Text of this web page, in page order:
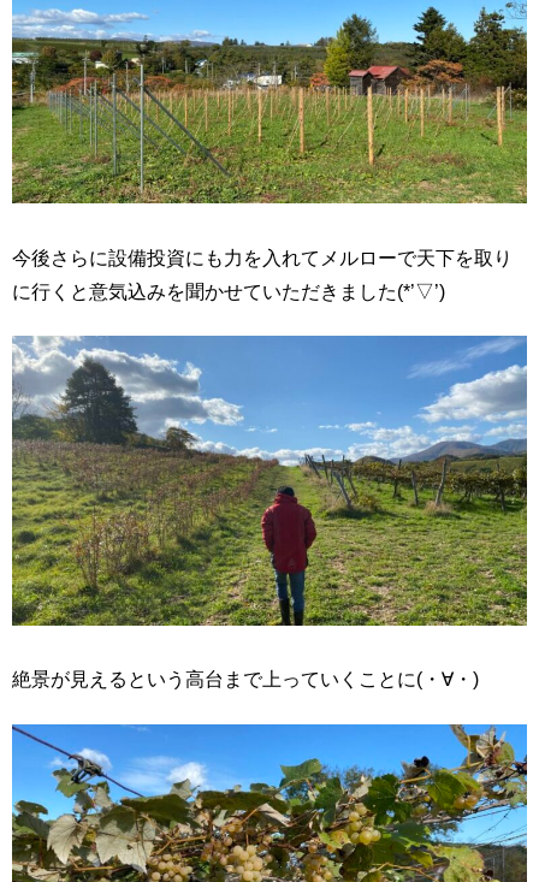
今後さらに設備投資にも力を入れてメルローで天下を取り
に行くと意気込みを聞かせていただきました(*’▽’)
絶景が見えるという高台まで上っていくことに(・∀・)